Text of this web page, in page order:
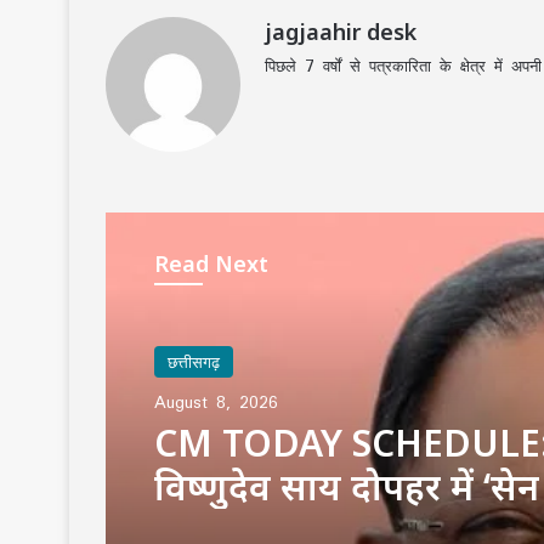
jagjaahir desk
पिछले 7 वर्षों से पत्रकारिता के क्षेत्र में
Read Next
छत्तीसगढ़
August 8, 2026
CM TODAY
विष्णुदेव साय दोपहर में
सम्मेलन’, शाम को देश के